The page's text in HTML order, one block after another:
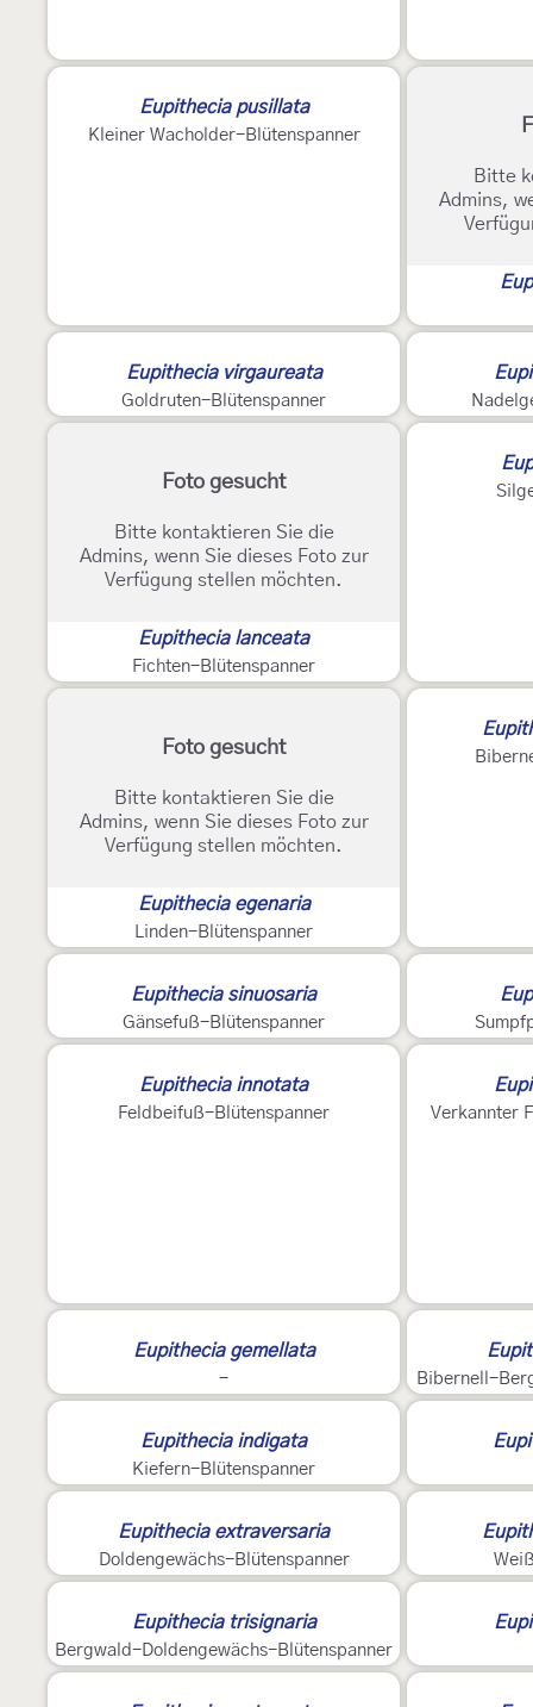
Eupithecia pusillata
Kleiner Wacholder-Blütenspanner
Bitte
Admins,
Eupithecia virgaureata
Goldruten-Blütenspanner
Foto gesucht
Bitte kontaktieren Sie die
Admins, wenn Sie dieses Foto zur
Verfügung stellen möchten.
Eupithecia lanceata
Fichten-Blütenspanner
Foto gesucht
Bitte kontaktieren Sie die
Admins, wenn Sie dieses Foto zur
Verfügung stellen möchten.
Eupithecia egenaria
Linden-Blütenspanner
Eupithecia sinuosaria
Gänsefuß-Blütenspanner
Eupithecia innotata
Feldbeifuß-Blütenspanner Verkannter
Eupithecia gemellata
- Bibernell-
Eupithecia indigata
Kiefern-Blütenspanner
Eupithecia extraversaria
Doldengewächs-Blütenspanner
Eupithecia trisignaria
Bergwald-Doldengewächs-Blütenspanner